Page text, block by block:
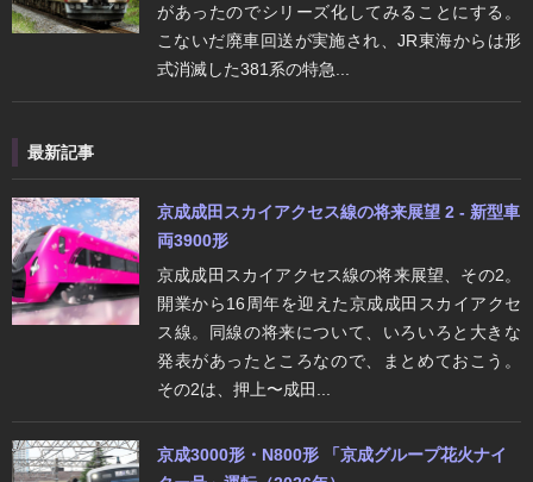
があったのでシリーズ化してみることにする。
こないだ廃車回送が実施され、JR東海からは形
式消滅した381系の特急...
最新記事
京成成田スカイアクセス線の将来展望 2 - 新型車
両3900形
京成成田スカイアクセス線の将来展望、その2。
開業から16周年を迎えた京成成田スカイアクセ
ス線。同線の将来について、いろいろと大きな
発表があったところなので、まとめておこう。
その2は、押上〜成田...
京成3000形・N800形 「京成グループ花火ナイ